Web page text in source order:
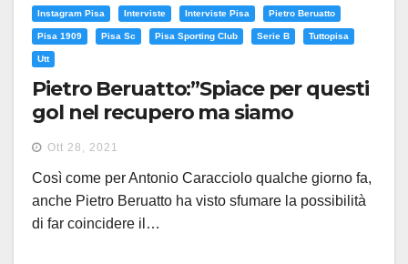
Instagram Pisa Interviste Interviste Pisa Pietro Beruatto
Pisa 1909 Pisa Sc Pisa Sporting Club Serie B Tuttopisa
Utt
Pietro Beruatto:”Spiace per questi
gol nel recupero ma siamo
fiduciosi e consapevoli della nostra
forza”
Ott 28, 2021
Così come per Antonio Caracciolo qualche giorno fa,
anche Pietro Beruatto ha visto sfumare la possibilità
di far coincidere il…